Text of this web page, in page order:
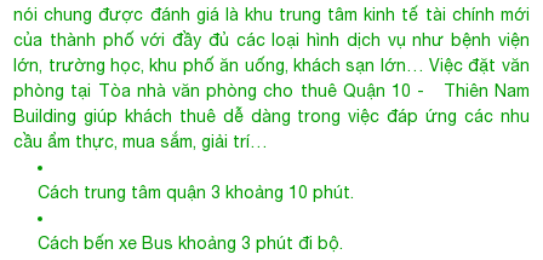
Cách bến xe Bus khoảng 3 phút đi bộ.
Cách trung tâm quận 10 khoảng 5 phút.
Cách cây xăng gần nhất khoảng 5 phút xe máy.
Cách bệnh viện Chợ Rẫy khoảng 13 phút xe máy
Cách siêu thị Sài Gòn 8 phút xe máy.